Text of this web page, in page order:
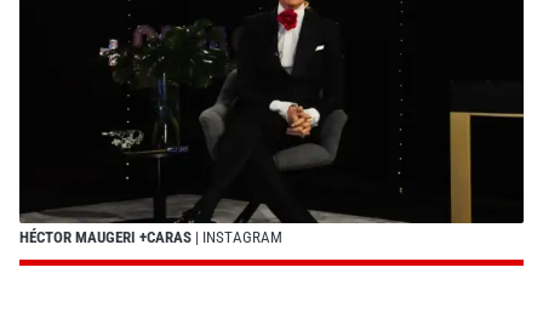
HÉCTOR MAUGERI +CARAS | INSTAGRAM